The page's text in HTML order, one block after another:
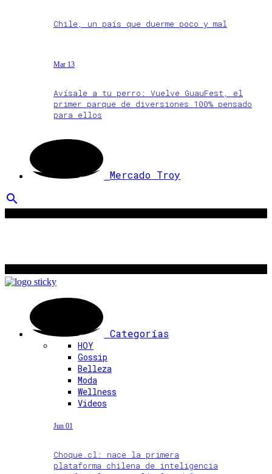
Chile, un país que duerme poco y mal
Mar 13
Avísale a tu perro: Vuelve GuauFest, el
primer parque de diversiones 100% pensado
para ellos
Mercado Troy
search
Categorías
HOY
Gossip
Belleza
Moda
Wellness
Videos
Jun 01
Choque.cl: nace la primera
plataforma chilena de inteligencia